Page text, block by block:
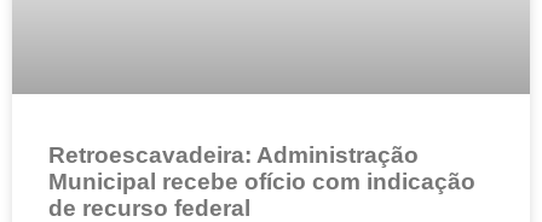
Retroescavadeira: Administração
Municipal recebe ofício com indicação
de recurso federal